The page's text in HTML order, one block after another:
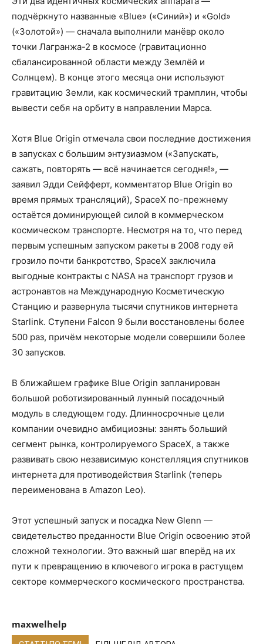
подчёркнуто названные «Blue» («Синий») и «Gold»
(«Золотой») — сначала выполнили манёвр около
точки Лагранжа-2 в космосе (гравитационно
сбалансированной области между Землёй и
Солнцем). В конце этого месяца они используют
гравитацию Земли, как космический трамплин, чтобы
вывести себя на орбиту в направлении Марса.
Хотя Blue Origin отмечала свои последние достижения
в запусках с большим энтузиазмом («Запускать,
сажать, повторять — всё начинается сегодня!», —
заявил Эдди Сейфферт, комментатор Blue Origin во
время прямых трансляций), SpaceX по-прежнему
остаётся доминирующей силой в коммерческом
космическом транспорте. Несмотря на то, что перед
первым успешным запуском ракеты в 2008 году ей
грозило почти банкротство, SpaceX заключила
выгодные контракты с NASA на транспорт грузов и
астронавтов на Международную Косметическую
Станцию и развернула тысячи спутников интернета
Starlink. Ступени Falcon 9 были восстановлены более
500 раз, причём некоторые модели совершили более
30 запусков.
В ближайшем графике Blue Origin запланирован
большой роботизированный лунный посадочный
модуль в следующем году. Длинносрочные цели
компании очевидно амбициозны: занять больший
сегмент рынка, контролируемого SpaceX, а также
развивать свою независимую констелляция спутников
интернета для противодействия Starlink (теперь
переименована в Amazon Leo).
Этот успешный запуск и посадка New Glenn —
свидетельство преданности Blue Origin освоению этой
сложной технологии. Это важный шаг вперёд на их
пути к превращению в ключевого игрока в растущем
секторе коммерческого космического пространства.
maxwelhelp